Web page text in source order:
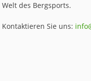
Welt des Bergsports.
Kontaktieren Sie uns: